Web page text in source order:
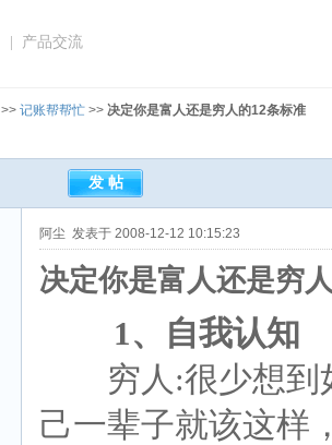
| 产品交流
>> 记账帮帮忙 >> 决定你是富人还是穷人的12条标准
阿尘 发表于 2008-12-12 10:15:23
决定你是富人还是穷
1、自我认知
穷人:很少想到
己一辈子就该这样